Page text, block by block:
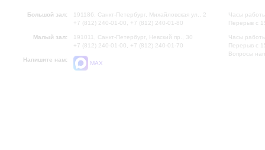
Большой зал:
191186, Санкт-Петербург, Михайловская ул., 2
+7 (812) 240-01-00, +7 (812) 240-01-80
Малый зал:
191011, Санкт-Петербург, Невский пр., 30
+7 (812) 240-01-00, +7 (812) 240-01-70
Напишите нам:
MAX
Часы
Перерыв с
Часы
Перерыв с
Вопросы